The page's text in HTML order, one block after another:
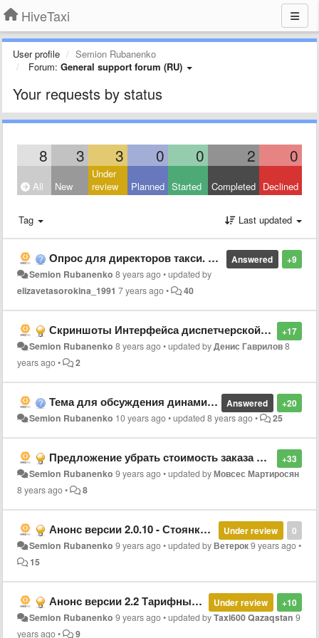
HiveTaxi
User profile
Semion Rubanenko
Forum: General support forum (RU)
Your requests by status
8 3 3 0 0 2 0
All New
Under
review
Planned Started Completed Declined
Tag Last updated
+9
Answered
Опрос для директоров такси. Разработка 2.8.0
Semion Rubanenko 8 years ago•updated by
elizavetasorokina_1991 7 years ago• 40
+17
Скриншоты Интерфейса диспетчерской 3.0
Semion Rubanenko 8 years ago•updated byДенис Гаврилов8
years ago• 2
+20
Answered
Тема для обсуждения динамического изменения стоимости заказа
Semion Rubanenko 10 years ago•updated8 years ago• 25
+33
Предложение убрать стоимость заказа для водителя из текста кнопки "Беру за ххх"
Semion Rubanenko 9 years ago•updated byМовсес Мартиросян
8 years ago• 8
0
Under review
Анонс версии 2.0.10 - Стоянки, распределение заказов по очереди
Semion Rubanenko 9 years ago•updated byВетерок9 years ago•
15
+10
Under review
Анонс версии 2.2 Тарифный планы водителей / смены
Semion Rubanenko 9 years ago•updated byTaxi600 Qazaqstan 9
years ago• 9